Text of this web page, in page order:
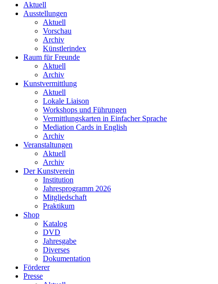
Aktuell
Ausstellungen
Aktuell
Vorschau
Archiv
Künstlerindex
Raum für Freunde
Aktuell
Archiv
Kunstvermittlung
Aktuell
Lokale Liaison
Workshops und Führungen
Vermittlungskarten in Einfacher Sprache
Mediation Cards in English
Archiv
Veranstaltungen
Aktuell
Archiv
Der Kunstverein
Institution
Jahresprogramm 2026
Mitgliedschaft
Praktikum
Shop
Katalog
DVD
Jahresgabe
Diverses
Dokumentation
Förderer
Presse